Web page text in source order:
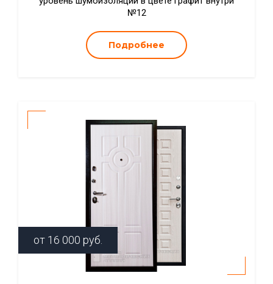
№12
Подробнее
от 16 000 руб.